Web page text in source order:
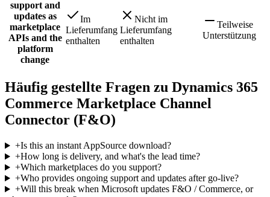
support and
updates as
marketplace
APIs and the
platform
change
Im
Lieferumfang
enthalten
Nicht im
Lieferumfang
enthalten
Teilweise
Unterstützung
Häufig gestellte Fragen zu Dynamics 365
Commerce Marketplace Channel
Connector (F&O)
+Is this an instant AppSource download?
+How long is delivery, and what's the lead time?
+Which marketplaces do you support?
+Who provides ongoing support and updates after go-live?
+Will this break when Microsoft updates F&O / Commerce, or